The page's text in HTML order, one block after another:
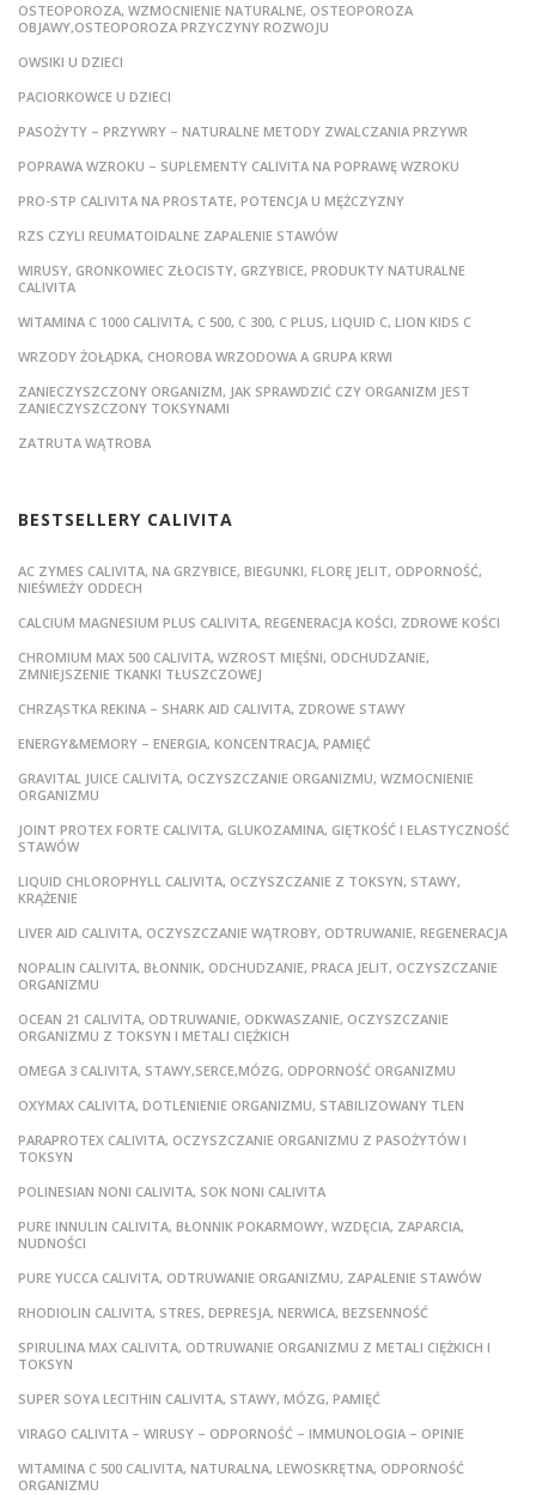
OSTEOPOROZA, WZMOCNIENIE NATURALNE, OSTEOPOROZA
OBJAWY,OSTEOPOROZA PRZYCZYNY ROZWOJU
OWSIKI U DZIECI
PACIORKOWCE U DZIECI
PASOŻYTY – PRZYWRY – NATURALNE METODY ZWALCZANIA PRZYWR
POPRAWA WZROKU – SUPLEMENTY CALIVITA NA POPRAWĘ WZROKU
PRO-STP CALIVITA NA PROSTATE, POTENCJA U MĘŻCZYZNY
RZS CZYLI REUMATOIDALNE ZAPALENIE STAWÓW
WIRUSY, GRONKOWIEC ZŁOCISTY, GRZYBICE, PRODUKTY NATURALNE
CALIVITA
WITAMINA C 1000 CALIVITA, C 500, C 300, C PLUS, LIQUID C, LION KIDS C
WRZODY ŻOŁĄDKA, CHOROBA WRZODOWA A GRUPA KRWI
ZANIECZYSZCZONY ORGANIZM, JAK SPRAWDZIĆ CZY ORGANIZM JEST
ZANIECZYSZCZONY TOKSYNAMI
ZATRUTA WĄTROBA
BESTSELLERY CALIVITA
AC ZYMES CALIVITA, NA GRZYBICE, BIEGUNKI, FLORĘ JELIT, ODPORNOŚĆ,
NIEŚWIEŻY ODDECH
CALCIUM MAGNESIUM PLUS CALIVITA, REGENERACJA KOŚCI, ZDROWE KOŚCI
CHROMIUM MAX 500 CALIVITA, WZROST MIĘŚNI, ODCHUDZANIE,
ZMNIEJSZENIE TKANKI TŁUSZCZOWEJ
CHRZĄSTKA REKINA – SHARK AID CALIVITA, ZDROWE STAWY
ENERGY&MEMORY – ENERGIA, KONCENTRACJA, PAMIĘĆ
GRAVITAL JUICE CALIVITA, OCZYSZCZANIE ORGANIZMU, WZMOCNIENIE
ORGANIZMU
JOINT PROTEX FORTE CALIVITA, GLUKOZAMINA, GIĘTKOŚĆ I ELASTYCZNOŚĆ
STAWÓW
LIQUID CHLOROPHYLL CALIVITA, OCZYSZCZANIE Z TOKSYN, STAWY,
KRĄŻENIE
LIVER AID CALIVITA, OCZYSZCZANIE WĄTROBY, ODTRUWANIE, REGENERACJA
NOPALIN CALIVITA, BŁONNIK, ODCHUDZANIE, PRACA JELIT, OCZYSZCZANIE
ORGANIZMU
OCEAN 21 CALIVITA, ODTRUWANIE, ODKWASZANIE, OCZYSZCZANIE
ORGANIZMU Z TOKSYN I METALI CIĘŻKICH
OMEGA 3 CALIVITA, STAWY,SERCE,MÓZG, ODPORNOŚĆ ORGANIZMU
OXYMAX CALIVITA, DOTLENIENIE ORGANIZMU, STABILIZOWANY TLEN
PARAPROTEX CALIVITA, OCZYSZCZANIE ORGANIZMU Z PASOŻYTÓW I
TOKSYN
POLINESIAN NONI CALIVITA, SOK NONI CALIVITA
PURE INNULIN CALIVITA, BŁONNIK POKARMOWY, WZDĘCIA, ZAPARCIA,
NUDNOŚCI
PURE YUCCA CALIVITA, ODTRUWANIE ORGANIZMU, ZAPALENIE STAWÓW
RHODIOLIN CALIVITA, STRES, DEPRESJA, NERWICA, BEZSENNOŚĆ
SPIRULINA MAX CALIVITA, ODTRUWANIE ORGANIZMU Z METALI CIĘŻKICH I
TOKSYN
SUPER SOYA LECITHIN CALIVITA, STAWY, MÓZG, PAMIĘĆ
VIRAGO CALIVITA – WIRUSY – ODPORNOŚĆ – IMMUNOLOGIA – OPINIE
WITAMINA C 500 CALIVITA, NATURALNA, LEWOSKRĘTNA, ODPORNOŚĆ
ORGANIZMU